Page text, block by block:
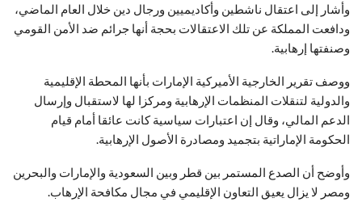
وأشار إلى اعتقال ناشطين وأكاديميين ورجال دين خلال العام الماضي،
ودافعت المملكة عن تلك الاعتقالات بحجة أنها جرائم ضد الأمن القومي
وصنفتها إرهابية.
ووصف تقرير الخارجية الأميركية الإمارات بأنها المحطة الإقليمية
والدولية لتنقلات المنظمات الإرهابية ومركزا لها لاستقبال وإرسال
الدعم المالي، وقال إن اعتبارات سياسية كانت عائقا أمام قيام
الحكومة الإماراتية بتجميد ومصادرة الأصول الإرهابية.
وأوضح أن الصدع المستمر بين قطر وبين السعودية والإمارات والبحرين
ومصر لا يزال يعيق التعاون الإقليمي في مجال مكافحة الإرهاب.